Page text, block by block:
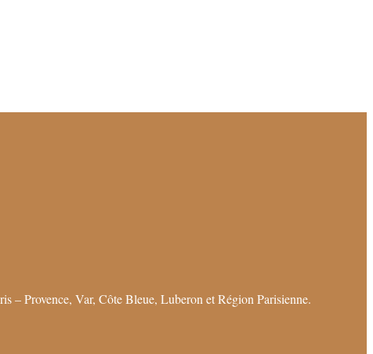
– Provence, Var, Côte Bleue, Luberon et Région Parisienne.